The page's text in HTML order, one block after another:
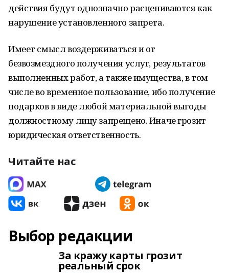
действия будут однозначно расцениваются как
нарушение установленного запрета.
Имеет смысл воздерживаться и от
безвозмездного получения услуг, результатов
выполненных работ, а также имущества, в том
числе во временное пользование, ибо получение
подарков в виде любой материальной выгоды
должностному лицу запрещено. Иначе грозит
юридическая ответственность.
Читайте нас
Выбор редакции
За кражу карты грозит
реальный срок